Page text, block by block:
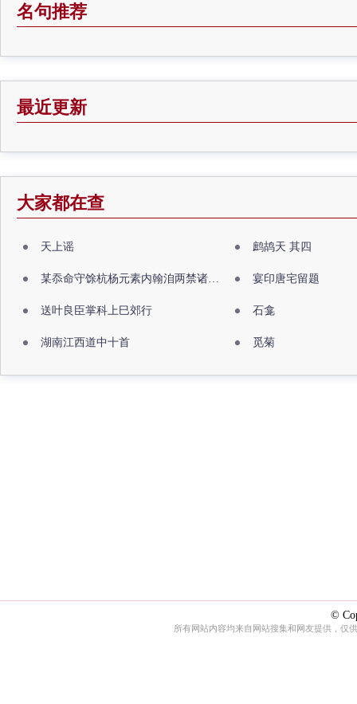
名句推荐
最近更新
大家都在查
天上谣 鹧鸪天 其四
某忝命守馀杭杨元素内翰洎两禁诸公出祖佛寺 宴印唐宅留题
送叶良臣掌科上巳郊行 石龛
湖南江西道中十首 觅菊
©
所有网站内容均来自网站搜集和网友提供，仅